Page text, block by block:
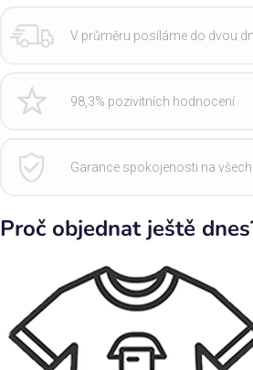
V průměru posíláme do dvou
98,3% pozivitních hodnocení
Garance spokojenosti na
Proč objednat ještě